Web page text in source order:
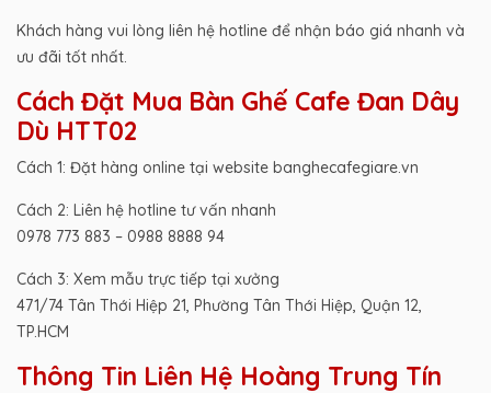
Khách hàng vui lòng liên hệ hotline để nhận báo giá nhanh và
ưu đãi tốt nhất.
Cách Đặt Mua Bàn Ghế Cafe Đan Dây
Dù HTT02
Cách 1: Đặt hàng online tại website banghecafegiare.vn
Cách 2: Liên hệ hotline tư vấn nhanh
0978 773 883 – 0988 8888 94
Cách 3: Xem mẫu trực tiếp tại xưởng
471/74 Tân Thới Hiệp 21, Phường Tân Thới Hiệp, Quận 12,
TP.HCM
Thông Tin Liên Hệ Hoàng Trung Tín